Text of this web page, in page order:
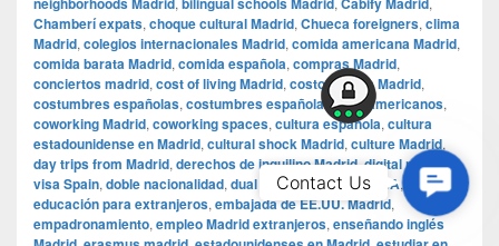
Chamberí expats, choque cultural Madrid, Chueca foreigners, clima
Madrid, colegios internacionales Madrid, comida americana Madrid,
comida barata Madrid, comida española, compras Madrid,
conciertos madrid, cost of living Madrid, costo de vida Madrid,
costumbres españolas, costumbres españolas para americanos,
coworking Madrid, coworking spaces, cultura española, cultura
estadounidense en Madrid, cultural shock Madrid, culture Madrid,
day trips from Madrid, derechos de inquilino Madrid,digital nomad
visa Spain, doble nacionalidad, dual citizenship Spain USA,
educación para extranjeros, embajada de EE.UU. Madrid,
empadronamiento, empleo Madrid extranjeros, enseñando inglés
Us
Contact Us